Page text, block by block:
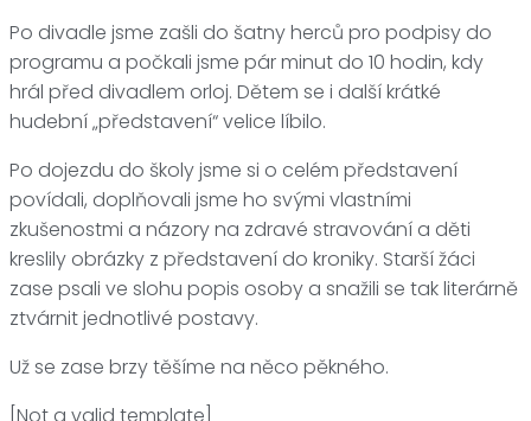
Po divadle jsme zašli do šatny herců pro podpisy do
programu a počkali jsme pár minut do 10 hodin, kdy
hrál před divadlem orloj. Dětem se i další krátké
hudební „představení“ velice líbilo.
Po dojezdu do školy jsme si o celém představení
povídali, doplňovali jsme ho svými vlastními
zkušenostmi a názory na zdravé stravování a děti
kreslily obrázky z představení do kroniky. Starší žáci
zase psali ve slohu popis osoby a snažili se tak literárně
ztvárnit jednotlivé postavy.
Už se zase brzy těšíme na něco pěkného.